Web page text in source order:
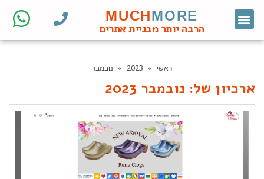
MUCHMORE
הרבה יותר מבניית אתרים
ראשי »
2023
» נובמבר
ארכיון של: נובמבר 2023